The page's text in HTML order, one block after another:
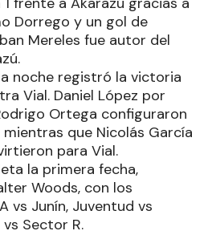
Dorrego y un gol de
Mereles fue autor del
noche registró la victoria
Vial. Daniel López por
Ortega configuraron
que Nicolás García
para Vial.
la primera fecha,
Woods, con los
vs Junín, Juventud vs
Sector R.